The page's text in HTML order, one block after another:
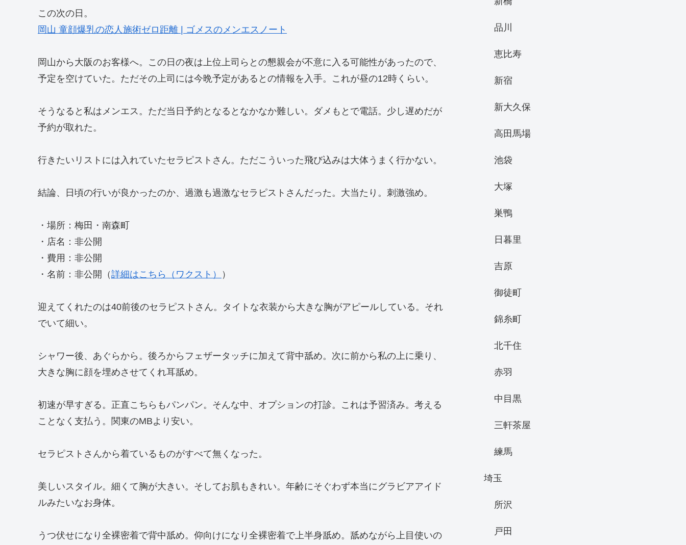
この次の日。
岡山 童顔爆乳の恋人施術ゼロ距離 | ゴメスのメンエスノート
岡山から大阪のお客様へ。この日の夜は上位上司らとの懇親会が不意に入る可能性があったので、
予定を空けていた。ただその上司には今晩予定があるとの情報を入手。これが昼の12時くらい。
そうなると私はメンエス。ただ当日予約となるとなかなか難しい。ダメもとで電話。少し遅めだが
予約が取れた。
行きたいリストには入れていたセラピストさん。ただこういった飛び込みは大体うまく行かない。
結論、日頃の行いが良かったのか、過激も過激なセラピストさんだった。大当たり。刺激強め。
・場所：梅田・南森町
・店名：非公開
・費用：非公開
・名前：非公開（詳細はこちら（ワクスト） ）
迎えてくれたのは40前後のセラピストさん。タイトな衣装から大きな胸がアピールしている。それ
でいて細い。
シャワー後、あぐらから。後ろからフェザータッチに加えて背中舐め。次に前から私の上に乗り、
大きな胸に顔を埋めさせてくれ耳舐め。
初速が早すぎる。正直こちらもパンパン。そんな中、オプションの打診。これは予習済み。考える
ことなく支払う。関東のMBより安い。
セラピストさんから着ているものがすべて無くなった。
美しいスタイル。細くて胸が大きい。そしてお肌もきれい。年齢にそぐわず本当にグラビアアイド
ルみたいなお身体。
うつ伏せになり全裸密着で背中舐め。仰向けになり全裸密着で上半身舐め。舐めながら上目使いの
品川
恵比寿
新宿
新大久保
高田馬場
池袋
大塚
巣鴨
日暮里
吉原
御徒町
錦糸町
北千住
赤羽
中目黒
三軒茶屋
練馬
埼玉
所沢
戸田